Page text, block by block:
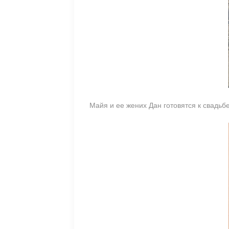
Майя и ее жених Дан готовятся к